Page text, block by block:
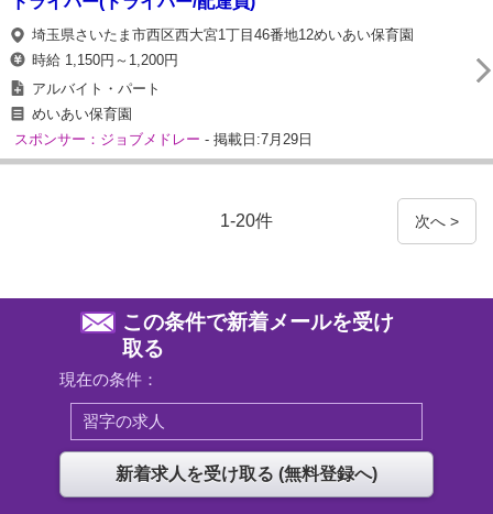
埼玉県さいたま市西区西大宮1丁目46番地12めいあい保育園
時給 1,150円～1,200円
アルバイト・パート
めいあい保育園
スポンサー：ジョブメドレー - 掲載日:7月29日
1-20件 次へ >
この条件で新着メールを受け
取る
現在の条件：
習字の求人